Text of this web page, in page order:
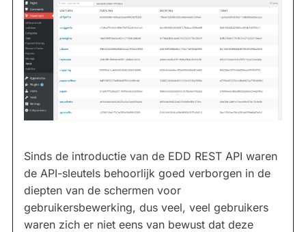
Sinds de introductie van de EDD REST API waren
de API-sleutels behoorlijk goed verborgen in de
diepten van de schermen voor
gebruikersbewerking, dus veel, veel gebruikers
waren zich er niet eens van bewust dat deze